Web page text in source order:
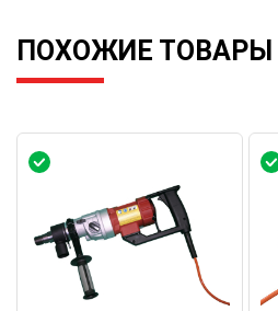
ПОХОЖИЕ ТОВАРЫ